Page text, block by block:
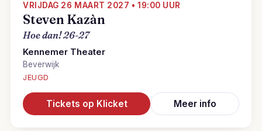
VRIJDAG 26 MAART 2027 • 19:00 UUR
Steven Kazàn
Hoe dan! 26-27
Kennemer Theater
Beverwijk
JEUGD
Tickets op Klicket Meer info